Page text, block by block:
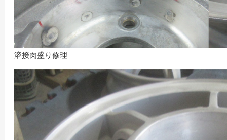
溶接肉盛り修理